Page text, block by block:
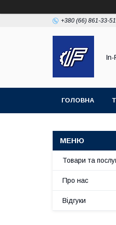
+380 (66) 861-33-51
In-
ГОЛОВНА
Товари та
Про нас
Відгуки